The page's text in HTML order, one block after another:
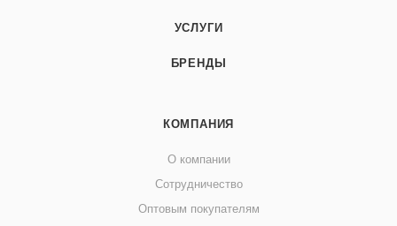
УСЛУГИ
БРЕНДЫ
КОМПАНИЯ
О компании
Сотрудничество
Оптовым покупателям